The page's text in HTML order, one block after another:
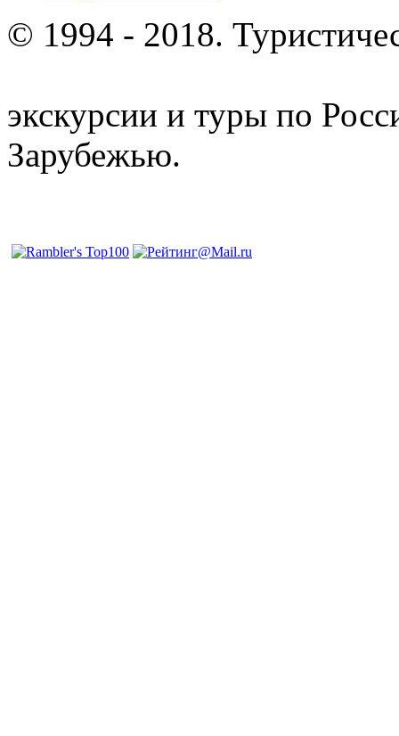
© 1994 - 2018.
экскурсии и туры по
Зарубежью.